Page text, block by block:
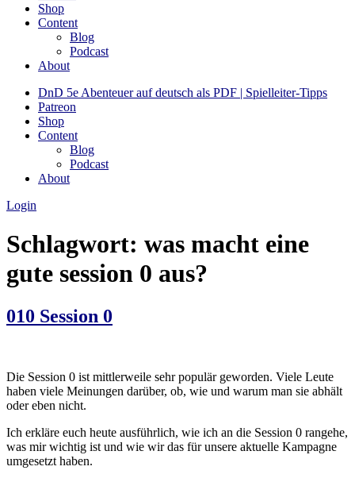
Shop
Content
Blog
Podcast
About
DnD 5e Abenteuer auf deutsch als PDF | Spielleiter-Tipps
Patreon
Shop
Content
Blog
Podcast
About
Login
Schlagwort: was macht eine
gute session 0 aus?
010 Session 0
Die Session 0 ist mittlerweile sehr populär geworden. Viele Leute
haben viele Meinungen darüber, ob, wie und warum man sie abhält
oder eben nicht.
Ich erkläre euch heute ausführlich, wie ich an die Session 0 rangehe,
was mir wichtig ist und wie wir das für unsere aktuelle Kampagne
umgesetzt haben.